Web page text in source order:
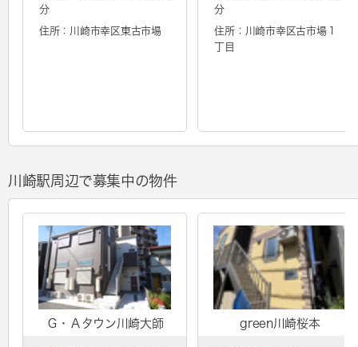
分
住所：川崎市幸区東古市場
分
住所：川崎市幸区古市場１
丁目
川崎駅周辺で募集中の物件
Ｇ・Ａタウン川崎大師 green川崎桜本